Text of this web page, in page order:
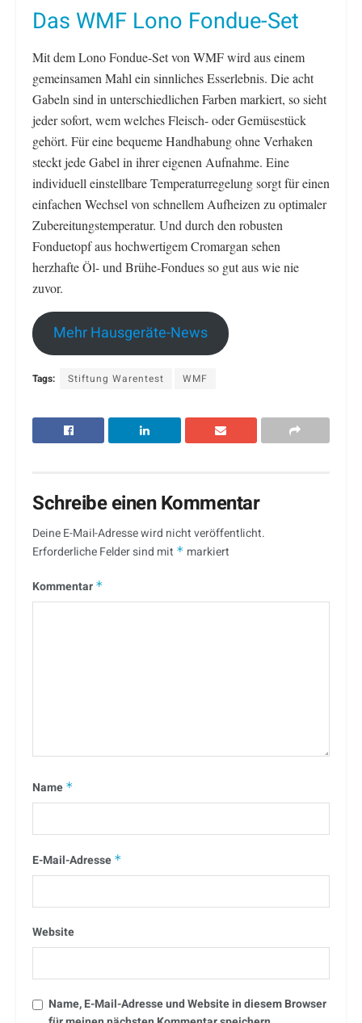
Das WMF Lono Fondue-Set
Mit dem Lono Fondue-Set von WMF wird aus einem
gemeinsamen Mahl ein sinnliches Esserlebnis. Die acht
Gabeln sind in unterschiedlichen Farben markiert, so sieht
jeder sofort, wem welches Fleisch- oder Gemüsestück
gehört. Für eine bequeme Handhabung ohne Verhaken
steckt jede Gabel in ihrer eigenen Aufnahme. Eine
individuell einstellbare Temperaturregelung sorgt für einen
einfachen Wechsel von schnellem Aufheizen zu optimaler
Zubereitungstemperatur. Und durch den robusten
Fonduetopf aus hochwertigem Cromargan sehen
herzhafte Öl- und Brühe-Fondues so gut aus wie nie
zuvor.
Mehr Hausgeräte-News
Tags: Stiftung Warentest WMF
Schreibe einen Kommentar
Deine E-Mail-Adresse wird nicht veröffentlicht.
Erforderliche Felder sind mit * markiert
Kommentar *
Name *
E-Mail-Adresse *
Website
Name, E-Mail-Adresse und Website in diesem Browser